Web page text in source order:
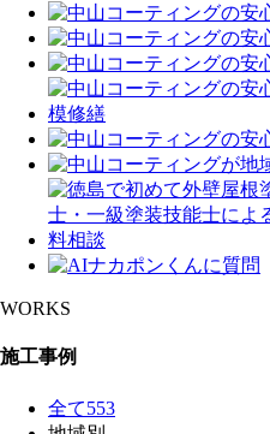
WORKS
施工事例
全て553